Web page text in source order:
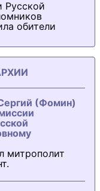
Русской
обители
(Фомин)
митрополит